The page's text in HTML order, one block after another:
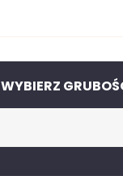
WYBIERZ